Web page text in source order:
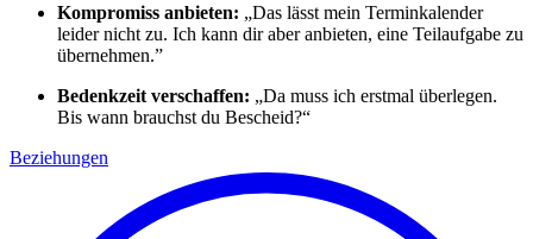
Kompromiss anbieten: „Das lässt mein Terminkalender
leider nicht zu. Ich kann dir aber anbieten, eine Teilaufgabe zu
übernehmen.”
Bedenkzeit verschaffen: „Da muss ich erstmal überlegen.
Bis wann brauchst du Bescheid?“
Beziehungen